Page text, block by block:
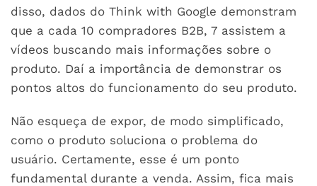
disso, dados do Think with Google demonstram
que a cada 10 compradores B2B, 7 assistem a
vídeos buscando mais informações sobre o
produto. Daí a importância de demonstrar os
pontos altos do funcionamento do seu produto.
Não esqueça de expor, de modo simplificado,
como o produto soluciona o problema do
usuário. Certamente, esse é um ponto
fundamental durante a venda. Assim, fica mais